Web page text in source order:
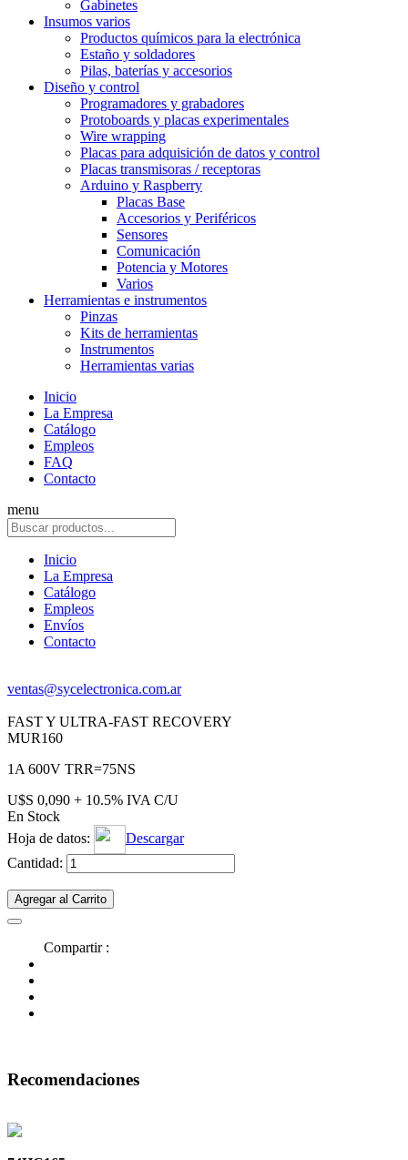
Gabinetes
Insumos varios
Productos químicos para la electrónica
Estaño y soldadores
Pilas, baterías y accesorios
Diseño y control
Programadores y grabadores
Protoboards y placas experimentales
Wire wrapping
Placas para adquisición de datos y control
Placas transmisoras / receptoras
Arduino y Raspberry
Placas Base
Accesorios y Periféricos
Sensores
Comunicación
Potencia y Motores
Varios
Herramientas e instrumentos
Pinzas
Kits de herramientas
Instrumentos
Herramientas varias
Inicio
La Empresa
Catálogo
Empleos
FAQ
Contacto
menu
Inicio
La Empresa
Catálogo
Empleos
Envíos
Contacto
ventas@sycelectronica.com.ar
FAST Y ULTRA-FAST RECOVERY
MUR160
1A 600V TRR=75NS
U$S 0,090 + 10.5% IVA C/U
En Stock
Hoja de datos:
Descargar
Cantidad:
Agregar al Carrito
Compartir :
Recomendaciones